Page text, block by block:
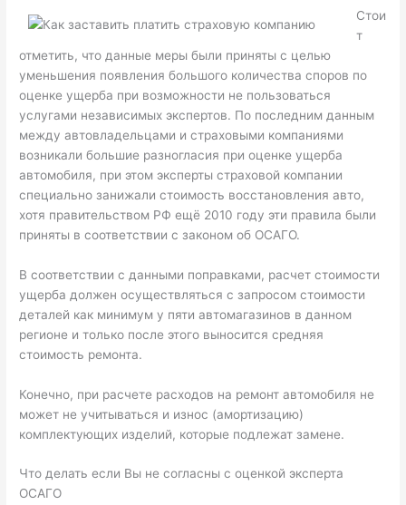
Стои
т
отметить, что данные меры были приняты с целью
уменьшения появления большого количества споров по
оценке ущерба при возможности не пользоваться
услугами независимых экспертов. По последним данным
между автовладельцами и страховыми компаниями
возникали большие разногласия при оценке ущерба
автомобиля, при этом эксперты страховой компании
специально занижали стоимость восстановления авто,
хотя правительством РФ ещё 2010 году эти правила были
приняты в соответствии с законом об ОСАГО.
В соответствии с данными поправками, расчет стоимости
ущерба должен осуществляться с запросом стоимости
деталей как минимум у пяти автомагазинов в данном
регионе и только после этого выносится средняя
стоимость ремонта.
Конечно, при расчете расходов на ремонт автомобиля не
может не учитываться и износ (амортизацию)
комплектующих изделий, которые подлежат замене.
Что делать если Вы не согласны с оценкой эксперта
ОСАГО